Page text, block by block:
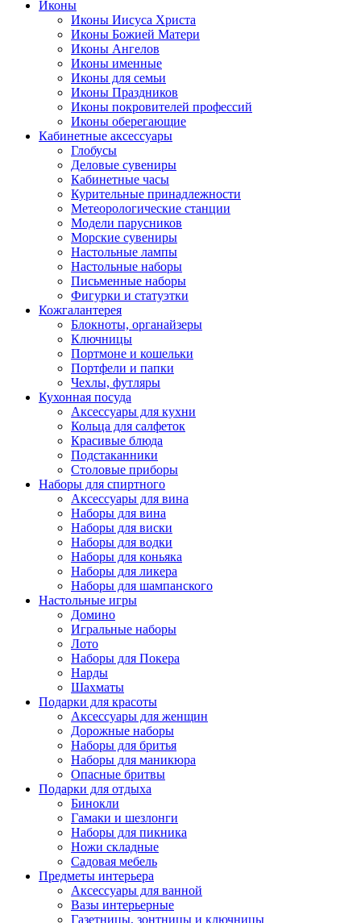
Иконы
Иконы Иисуса Христа
Иконы Божией Матери
Иконы Ангелов
Иконы именные
Иконы для семьи
Иконы Праздников
Иконы покровителей профессий
Иконы оберегающие
Кабинетные аксессуары
Глобусы
Деловые сувениры
Кабинетные часы
Курительные принадлежности
Метеорологические станции
Модели парусников
Морские сувениры
Настольные лампы
Настольные наборы
Письменные наборы
Фигурки и статуэтки
Кожгалантерея
Блокноты, органайзеры
Ключницы
Портмоне и кошельки
Портфели и папки
Чехлы, футляры
Кухонная посуда
Аксессуары для кухни
Кольца для салфеток
Красивые блюда
Подстаканники
Столовые приборы
Наборы для спиртного
Аксессуары для вина
Наборы для вина
Наборы для виски
Наборы для водки
Наборы для коньяка
Наборы для ликера
Наборы для шампанского
Настольные игры
Домино
Игральные наборы
Лото
Наборы для Покера
Нарды
Шахматы
Подарки для красоты
Аксессуары для женщин
Дорожные наборы
Наборы для бритья
Наборы для маникюра
Опасные бритвы
Подарки для отдыха
Бинокли
Гамаки и шезлонги
Наборы для пикника
Ножи складные
Садовая мебель
Предметы интерьера
Аксессуары для ванной
Вазы интерьерные
Газетницы, зонтницы и ключницы